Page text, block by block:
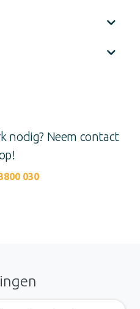
nodig? Neem contact
030